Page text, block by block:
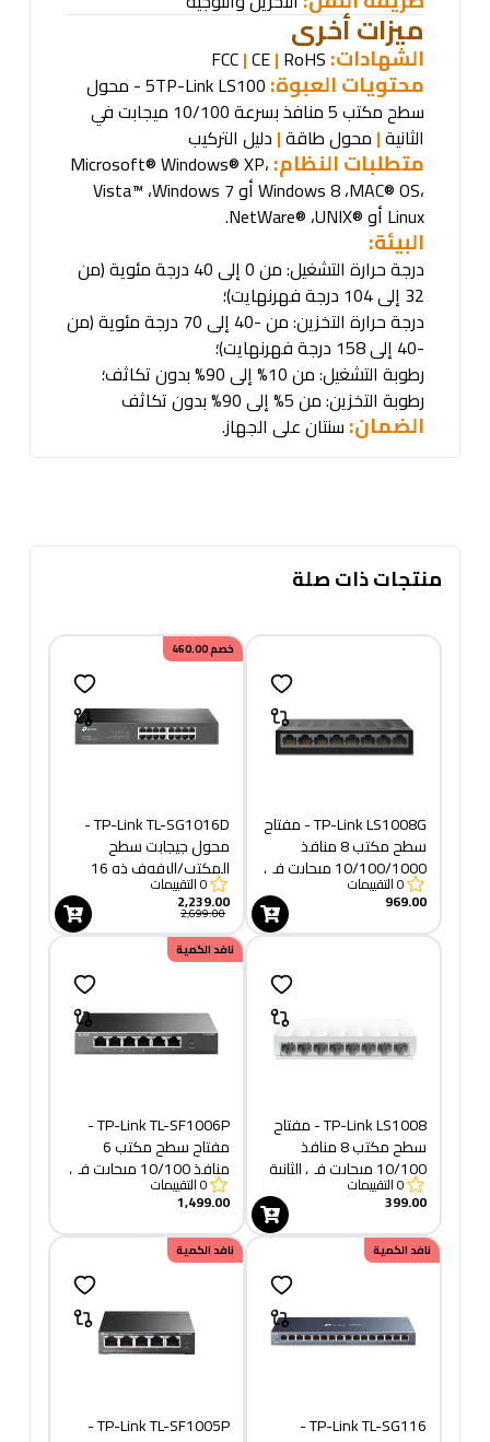
ميزات أخرى
الشهادات:
FCC|CE|RoHS
محتويات العبوة:
TP-Link LS100
5
- محول
سطح مكتب 5 منافذ بسرعة 10/100 ميجابت في
الثانية| محول طاقة| دليل التركيب
متطلبات النظام:
Microsoft® Windows® XP،
Vista™ ،Windows 7أوWindows 8،MAC® OS،
NetWare® ،UNIX®أو Linux.
البيئة:
درجة حرارة التشغيل: من 0 إلى 40 درجة مئوية (من
32 إلى 104 درجة فهرنهايت)؛
درجة حرارة التخزين: من -40 إلى 70 درجة مئوية (من
-40 إلى 158 درجة فهرنهايت)؛
رطوبة التشغيل: من 10% إلى 90% بدون تكاثف؛
رطوبة التخزين: من 5% إلى 90% بدون تكاثف
الضمان: سنتان على الجهاز.
منتجات ذات صلة
TP-Link LS1008G - مفتاح
سطح مكتب 8 منافذ
10/100/1000 ميجابت في
الثانية
0التقييمات
969.00
خصم460.00
TP-Link TL-SG1016D -
محول جيجابت سطح
المكتب/الرفوف ذو 16
منفذًا
0التقييمات
2,239.00
2,699.00
TP-Link LS1008 - مفتاح
سطح مكتب 8 منافذ
10/100 ميجابت في الثانية
0التقييمات
399.00
نافد الكمية
TP-Link TL-SF1006P -
مفتاح سطح مكتب 6
منافذ 10/100 ميجابت في
الثانية مع 4 منافذ PoE+
0التقييمات
1,499.00
نافد الكمية
TP-Link TL-SG116 -
نافد الكمية
TP-Link TL-SF1005P -